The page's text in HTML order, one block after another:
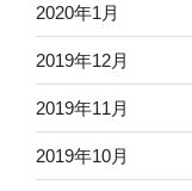
2020年1月
2019年12月
2019年11月
2019年10月